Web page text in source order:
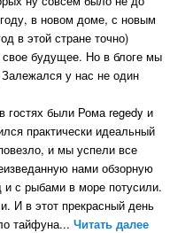
в новом доме, с новым
в этой стране точно)
будущее. Но в блоге мы
у нас не один
гостях были Рома regedy и
практически идеальный
и мы успели все
нами обзорную
с рыбами в море потусили.
И в этот прекрасный день
тайфуна...Читать далее